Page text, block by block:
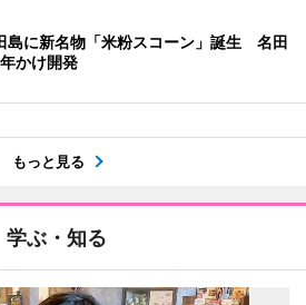
島に新名物「米粉スコーン」誕生 名田
かけ開発
もっと見る
学ぶ・知る